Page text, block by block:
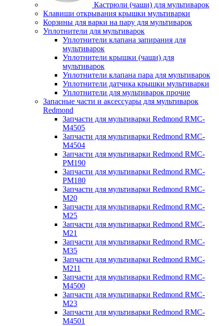
Кастрюли (чаши) для мультиварок
Клавиши открывания крышки мультиварки
Корзины для варки на пару для мультиварок
Уплотнители для мультиварок
Уплотнители клапана запирания для
мультиварок
Уплотнители крышки (чаши) для
мультиварок
Уплотнители клапана пара для мультиварок
Уплотнители датчика крышки мультиварки
Уплотнители для мультиварок прочие
Запасные части и аксессуары для мультиварок
Redmond
Запчасти для мультиварки Redmond RMC-
M4505
Запчасти для мультиварки Redmond RMC-
M4504
Запчасти для мультиварки Redmond RMC-
PM190
Запчасти для мультиварки Redmond RMC-
PM180
Запчасти для мультиварки Redmond RMC-
M20
Запчасти для мультиварки Redmond RMC-
M25
Запчасти для мультиварки Redmond RMC-
M21
Запчасти для мультиварки Redmond RMC-
M35
Запчасти для мультиварки Redmond RMC-
M211
Запчасти для мультиварки Redmond RMC-
M4500
Запчасти для мультиварки Redmond RMC-
M23
Запчасти для мультиварки Redmond RMC-
M4501